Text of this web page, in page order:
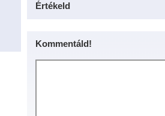
Értékeld
Kommentáld!